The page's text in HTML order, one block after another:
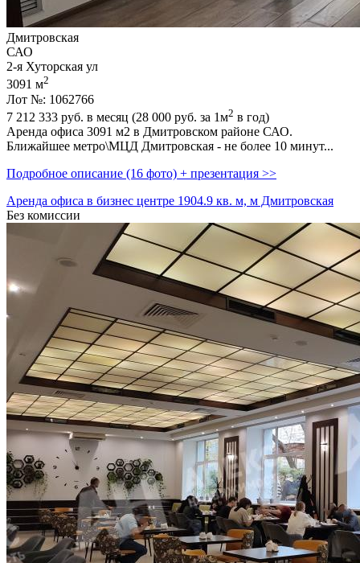
Дмитровская
САО
2-я Хуторская ул
3091 м2
Лот №: 1062766
7 212 333 руб. в месяц (28 000 руб. за 1м2 в год)
Аренда офиса 3091 м2 в Дмитровском районе САО.
Ближайшее метро\МЦД Дмитровская - не более 10 минут...
Подробное описание (16 фото) + презентация >>
Аренда офиса в бизнес центре 1904.9 кв. м, м Дмитровская
Без комиссии